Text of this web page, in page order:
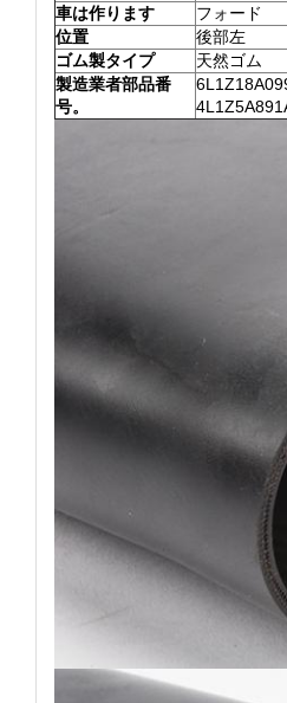
車は作ります フォード
位置
後部左
ゴム製タイプ
天然ゴム
製造業者部品番
号。